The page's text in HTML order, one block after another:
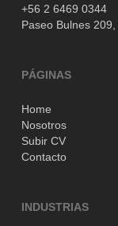
+56 2 6469 0344
Paseo Bulnes 209,
PÁGINAS
Home
Nosotros
Subir CV
Contacto
INDUSTRIAS